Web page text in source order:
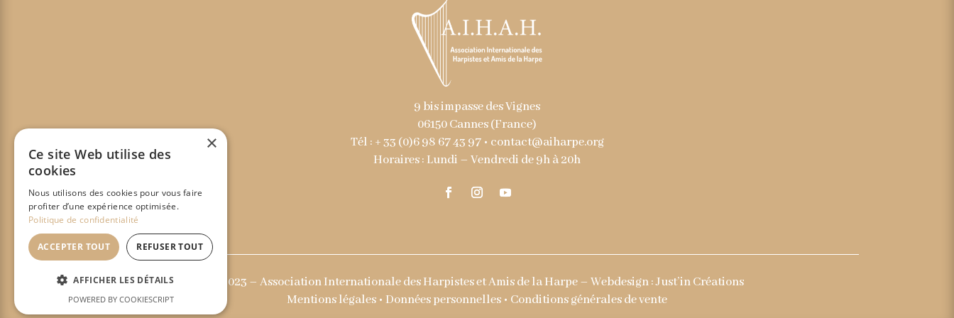
9 bis impasse des Vignes
06150 Cannes (France)
Tél : + 33 (0)6 98 67 43 97 • contact@aiharpe.org
Horaires : Lundi – Vendredi de 9h à 20h
© 2023 – Association Internationale des Harpistes et Amis de la Harpe – Webdesign :Just’in Créations
Mentions légales • Données personnelles • Conditions générales de vente
×
Ce site Web utilise des
cookies
Nous utilisons des cookies pour vous faire
profiter d’une expérience optimisée.
Politique de confidentialité
ACCEPTER TOUT REFUSER TOUT
AFFICHER LES DÉTAILS
POWERED BY COOKIESCRIPT